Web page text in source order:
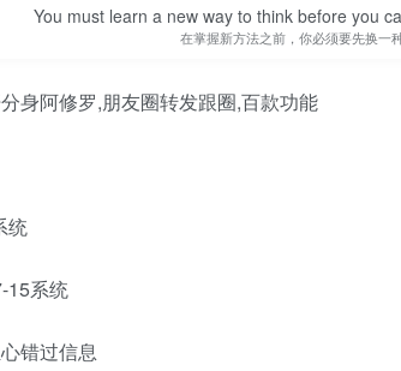
The world is like a mirror: Frown at itand it frowns
世界犹如一面镜子：朝它皱眉它就朝你皱眉，朝
身阿修罗,朋友圈转发跟圈,百款功能
统
15系统
错过信息